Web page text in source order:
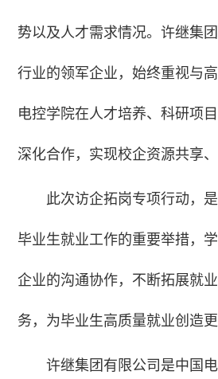
势以及人才需求情况。许继集
行业的领军企业，始终重视与
电控学院在人才培养、科研项
深化合作，实现校企资源共享、
此次访企拓岗专项行动，
毕业生就业工作的重要举措，
企业的沟通协作，不断拓展就
务，为毕业生高质量就业创造更
许继集团有限公司是中国